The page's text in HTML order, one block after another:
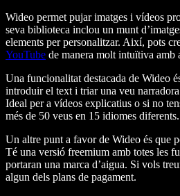
Wideo permet pujar imatges i vídeos
seva biblioteca inclou un munt
elements per personalitzar. Així, pots
YouTube de manera molt intuïtiva amb
Una funcionalitat destacada de Wideo
introduir el text i triar una veu
Ideal per a vídeos explicatius o si no
més de 50 veus en 15 idiomes diferents.
Un altre punt a favor de Wideo és que
Té una versió freemium amb totes les
portaran una marca d’aigua. Si vols
algun dels plans de pagament.